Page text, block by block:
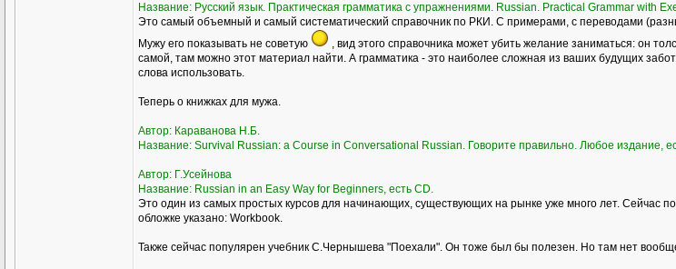
Название: Русский язык. Практическая грамматика с упражнениями. Russian. Practical Grammar with
Это самый объемный и самый систематический справочник по РКИ. С примерами, с переводами
Мужу его показывать не советую
, вид этого справочника может убить желание заниматься: он
самой, там можно этот материал найти. А грамматика - это наиболее сложная из ваших будущих
слова использовать.
Теперь о книжках для мужа.
Автор: Караванова Н.Б.
Название: Survival Russian: а Course in Conversational Russian. Говорите правильно. Любое издание,
Автор: Г.Усейнова
Название: Russian in an Easy Way for Beginners, есть СD.
Это один из самых простых курсов для начинающих, существующих на рынке уже много лет. Сейчас
обложке указано: Workbook.
Также сейчас популярен учебник С.Чернышева "Поехали". Он тоже был бы полезен. Но там нет